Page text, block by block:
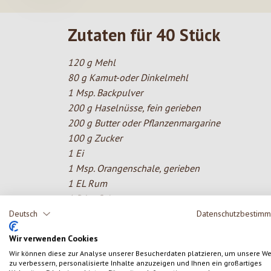
Deutsch
Wir verwenden Cookies
Wir können diese zur Analyse unserer Besucherdaten platzieren, um unsere
zu verbessern, personalisierte Inhalte anzuzeigen und Ihnen ein großartiges
Zutaten für 40 Stück
120 g Mehl
80 g Kamut-oder Dinkelmehl
1 Msp. Backpulver
200 g Haselnüsse, fein gerieben
200 g Butter oder Pflanzenmargarine
100 g Zucker
1 Ei
1 Msp. Orangenschale, gerieben
1 EL Rum
1 Prise Salz
Bitterschokolade-(Kuvertüre) zum Tauchen